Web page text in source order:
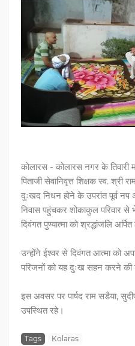
कोलारस - कोलारस नगर के तिवारी
पिताजी सेवानिवृत्त शिक्षक स्व. श्री
दुःखद निधन होने के उपरांत पूर्व नप
निवास पहुंचकर शोकाकुल परिवार
दिवंगत पुण्यात्मा को श्रद्धांजलि
उन्होंने ईश्वर से दिवंगत आत्मा को
परिजनों को यह दुःख सहन करने की
इस अवसर पर पार्षद राम सडैया,
उपस्थित रहे।
Tags Kolaras